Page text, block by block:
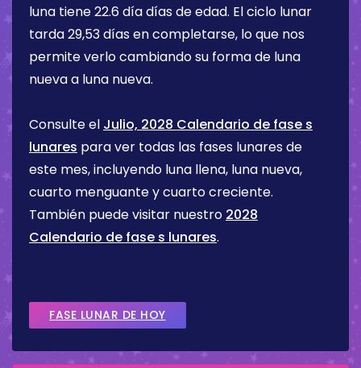
luna tiene22.6 díadías de edad. El ciclo lunar
tarda 29,53 días en completarse, lo que nos
permite verlo cambiando su forma de luna
nueva a luna nueva.
Consulte el Julio, 2028 Calendario de fase s
lunares para ver todas las fases lunares de
este mes, incluyendo luna llena, luna nueva,
cuarto menguante y cuarto creciente.
También puede visitar nuestro 2028
Calendario de fase s lunares.
FASE LUNAR DE HOY